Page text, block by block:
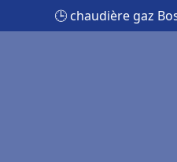
🕒 chaudière gaz